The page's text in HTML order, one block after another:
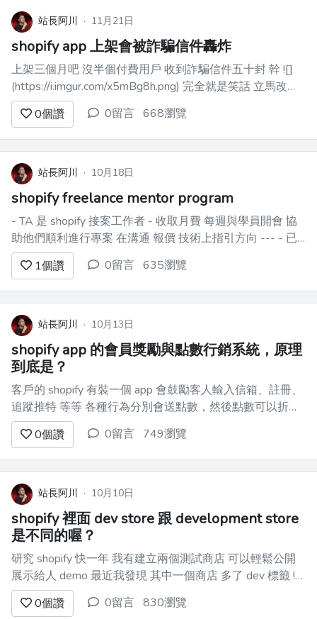
站長阿川 · 11月21日
shopify app 上架會被詐騙信件轟炸
上架三個月吧 沒半個付費用戶 收到詐騙信件五十封 幹 ![]
(https://i.imgur.com/x5mBg8h.png) 完全就是笑話 立馬改成
冷門信箱 少煩我 partner 面板裡面 ![]
(https://i.imgur.com/1g9uI4C.png...
0個讚 0留言 668瀏覽
站長阿川 · 10月18日
shopify freelance mentor program
- TA 是 shopify 接案工作者 - 收取月費 每週與學員開會 協
助他們順利進行專案 在溝通 報價 技術上指引方向 --- - 已
經有獨立接案能力的人 應該沒有需求找 mentor - 以打開接
案客源為號召 會變成割韭菜 -> 我絕對不幹這種事 --- - 大
方向...
1個讚 0留言 635瀏覽
站長阿川 · 10月13日
shopify app 的會員獎勵與點數行銷系統，原理
到底是？
客戶的 shopify 有裝一個 app 會鼓勵客人輸入信箱、註冊、
追蹤推特 等等 各種行為分別會送點數，然後點數可以折抵
訂單金額 這背後原理是？到底怎麼做到的？我很好奇 所以
研究了一下 客戶是用這款 https://apps.shopify.com/growave
這...
0個讚 0留言 749瀏覽
站長阿川 · 10月10日
shopify 裡面 dev store 跟 development store
是不同的喔？
研究 shopify 快一年 我有建立兩個測試商店 可以輕鬆公開
展示給人 demo 最近我發現 其中一個商店 多了 dev 標籤 ![]
(https://i.imgur.com/SwzYTpj.png) 我覺得很奇怪 因為兩個都
是測試商店呀 然後兩個商店都被加上密碼保護...
0個讚 0留言 830瀏覽